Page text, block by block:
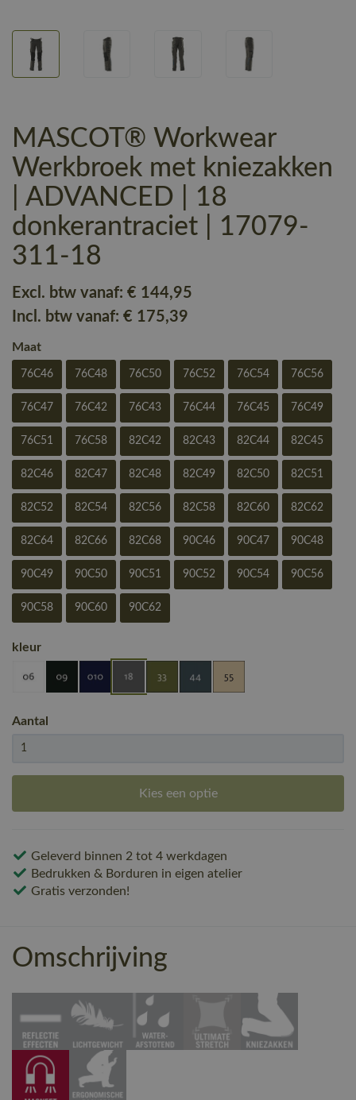
MASCOT® Workwear
Werkbroek met kniezakken
| ADVANCED | 18
donkerantraciet | 17079-
311-18
Excl. btw vanaf: € 144,95
Incl. btw vanaf: € 175,39
Maat
76C46 76C48 76C50 76C52 76C54 76C56
76C47 76C42 76C43 76C44 76C45 76C49
76C51 76C58 82C42 82C43 82C44 82C45
82C46 82C47 82C48 82C49 82C50 82C51
82C52 82C54 82C56 82C58 82C60 82C62
82C64 82C66 82C68 90C46 90C47 90C48
90C49 90C50 90C51 90C52 90C54 90C56
90C58 90C60 90C62
kleur
Aantal
Kies een optie
Geleverd binnen 2 tot 4 werkdagen
Bedrukken & Borduren in eigen atelier
Gratis verzonden!
Omschrijving